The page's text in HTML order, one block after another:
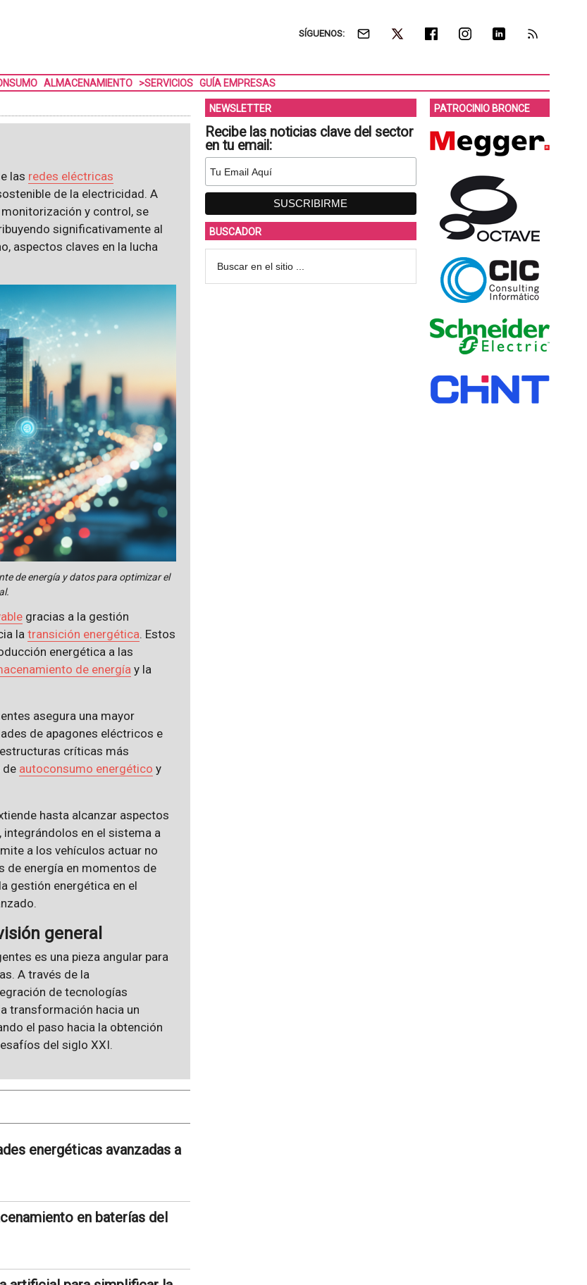
SÍGUENOS:
ALMACENAMIENTO >SERVICIOS GUÍA EMPRESAS
las redes eléctricas
de la electricidad. A
y control, se
significativamente al
aspectos claves en la lucha
de energía y datos para optimizar el
gracias a la gestión
latransición energética. Estos
energética a las
de energíay la
asegura una mayor
de apagones eléctricos e
críticas más
de autoconsumo energético y
hasta alcanzar aspectos
, integrándolos en el sistema a
a los vehículos actuar no
de energía en momentos de
gestión energética en el
general
es una pieza angular para
A través de la
de tecnologías
transformación hacia un
el paso hacia la obtención
del siglo XXI.
energéticas avanzadas a
en baterías del
NEWSLETTER
Recibe las noticias clave del sector
en tu email:
BUSCADOR
PATROCINIO BRONCE